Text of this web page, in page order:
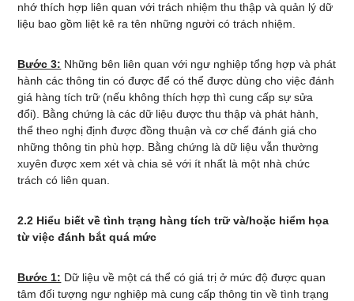
nhớ thích hợp liên quan với trách nhiệm thu thập và quản lý dữ
liệu bao gồm liệt kê ra tên những người có trách nhiệm.
Bước 3: Những bên liên quan với ngư nghiệp tổng hợp và phát
hành các thông tin có được để có thể được dùng cho việc đánh
giá hàng tích trữ (nếu không thích hợp thì cung cấp sự sửa
đổi). Bằng chứng là các dữ liệu được thu thập và phát hành,
thể theo nghị định được đồng thuận và cơ chế đánh giá cho
những thông tin phù hợp. Bằng chứng là dữ liệu vẫn thường
xuyên được xem xét và chia sẻ với ít nhất là một nhà chức
trách có liên quan.
2.2 Hiểu biết về tình trạng hàng tích trữ và/hoặc hiểm họa
từ việc đánh bắt quá mức
Bước 1: Dữ liệu về một cá thể có giá trị ở mức độ được quan
tâm đối tượng ngư nghiệp mà cung cấp thông tin về tình trạng